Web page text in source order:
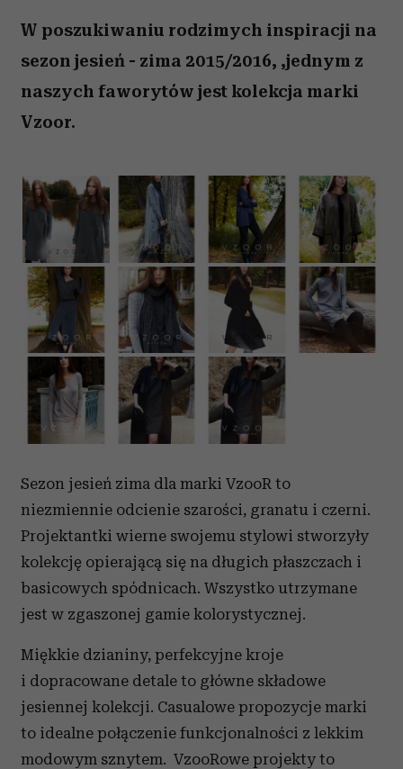
W poszukiwaniu rodzimych inspiracji na
sezon jesień - zima 2015/2016, ,jednym z
naszych faworytów jest kolekcja marki
Vzoor.
Sezon jesień zima dla marki VzooR to
niezmiennie odcienie szarości, granatu i czerni.
Projektantki wierne swojemu stylowi stworzyły
kolekcję opierającą się na długich płaszczach i
basicowych spódnicach. Wszystko utrzymane
jest w zgaszonej gamie kolorystycznej.
Miękkie dzianiny, perfekcyjne kroje
i dopracowane detale to główne składowe
jesiennej kolekcji. Casualowe propozycje marki
to idealne połączenie funkcjonalności z lekkim
modowym sznytem. VzooRowe projekty to